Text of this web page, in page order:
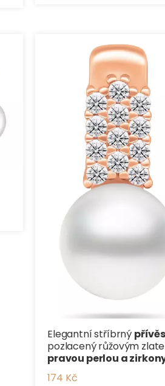
Elegantní stříbrný
pozlacený růžovým
pravou perlou a
174 Kč